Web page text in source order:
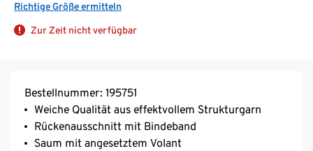
Richtige Größe ermitteln
Zur Zeit nicht verfügbar
Bestellnummer: 195751
Weiche Qualität aus effektvollem Strukturgarn
Rückenausschnitt mit Bindeband
Saum mit angesetztem Volant